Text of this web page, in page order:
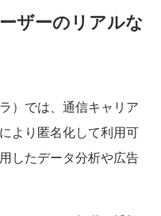
ザーのリアルな
）では、通信キャリア
より匿名化して利用可
したデータ分析や広告